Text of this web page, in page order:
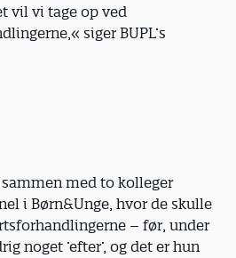
vil vi tage op ved
siger BUPL’s
med to kolleger
i Børn&Unge, hvor de skulle
– før, under
noget ’efter’, og det er hun